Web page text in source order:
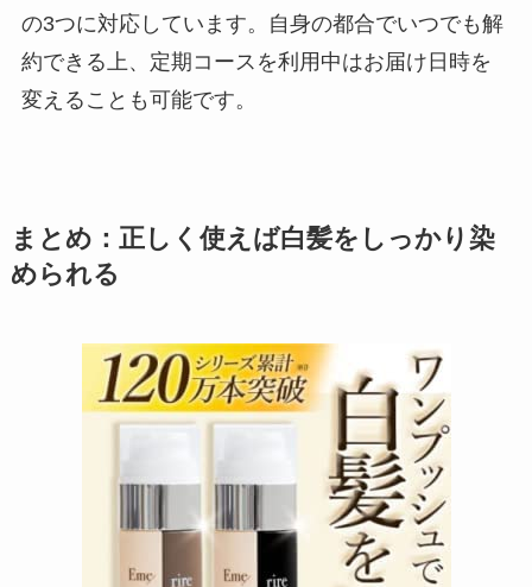
の3つに対応しています。自身の都合でいつでも解
約できる上、定期コースを利用中はお届け日時を
変えることも可能です。
まとめ：正しく使えば白髪をしっかり染
められる